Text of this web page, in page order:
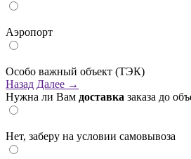
Аэропорт
Особо важный объект (ТЭК)
Назад Далее →
Нужна ли Вам доставка заказа до
Нет, заберу на условии самовывоза